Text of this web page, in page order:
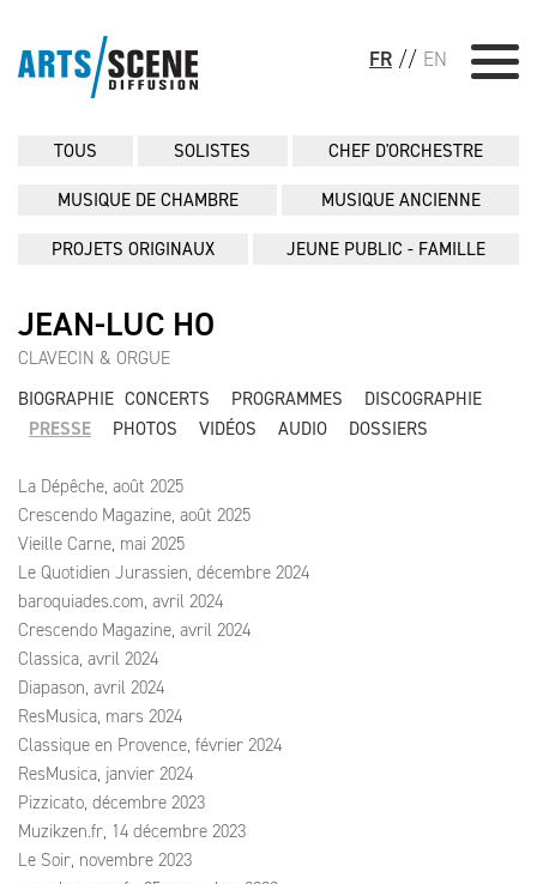
FR // EN
TOUS SOLISTES CHEF D'ORCHESTRE
MUSIQUE DE CHAMBRE MUSIQUE ANCIENNE
PROJETS ORIGINAUX JEUNE PUBLIC - FAMILLE
JEAN-LUC HO
CLAVECIN & ORGUE
BIOGRAPHIE CONCERTS PROGRAMMES
DISCOGRAPHIE
PRESSE
PHOTOS VIDÉOS AUDIO DOSSIERS
La Dépêche, août 2025
Crescendo Magazine, août 2025
Vieille Carne, mai 2025
Le Quotidien Jurassien, décembre 2024
baroquiades.com, avril 2024
Crescendo Magazine, avril 2024
Classica, avril 2024
Diapason, avril 2024
ResMusica, mars 2024
Classique en Provence, février 2024
ResMusica, janvier 2024
Pizzicato, décembre 2023
Muzikzen.fr, 14 décembre 2023
Le Soir, novembre 2023